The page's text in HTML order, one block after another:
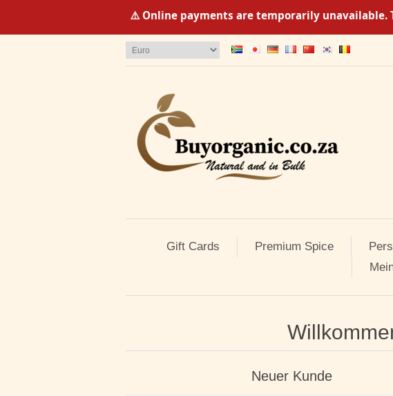
⚠️ Online payments are temporarily unavailable.
Gift Cards Premium Spice
Neuer Kunde